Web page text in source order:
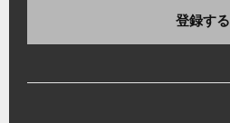
登録する